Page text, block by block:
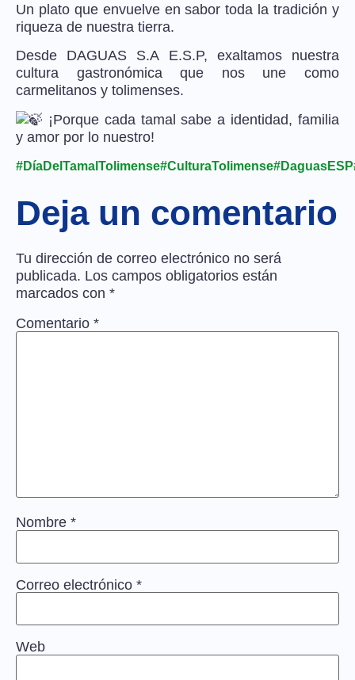
Un plato que envuelve en sabor toda la tradición y
riqueza de nuestra tierra.
Desde DAGUAS S.A E.S.P, exaltamos nuestra
cultura gastronómica que nos une como
carmelitanos y tolimenses.
¡Porque cada tamal sabe a identidad, familia
y amor por lo nuestro!
#DíaDelTamalTolimense#CulturaTolimense#DaguasESP
Deja un comentario
Tu dirección de correo electrónico no será
publicada. Los campos obligatorios están
marcados con *
Comentario *
Nombre *
Correo electrónico *
Web